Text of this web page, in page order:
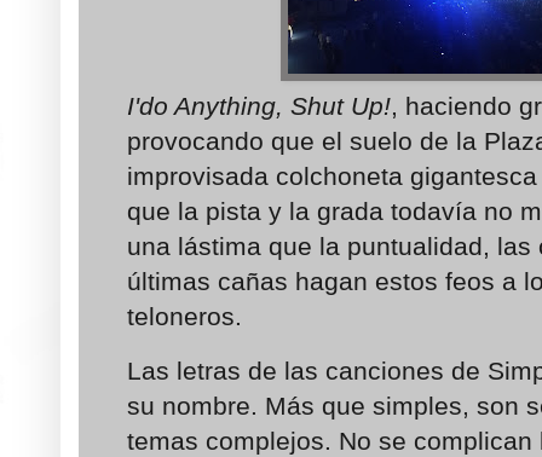
I'do Anything, Shut Up!, haciendo
provocando que el suelo de la
improvisada colchoneta
que la pista y la grada todavía no
una lástima que la puntualidad, las
últimas cañas hagan estos feos a
teloneros.
Las letras de las canciones de
su nombre. Más que simples, son
temas complejos. No se